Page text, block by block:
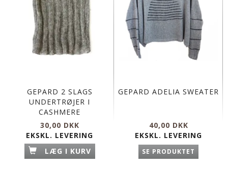
GEPARD 2 SLAGS
UNDERTRØJER I
CASHMERE
30,00 DKK
EKSKL. LEVERING
LÆG I KURV
GEPARD ADELIA SWEATER
40,00 DKK
EKSKL. LEVERING
SE PRODUKTET